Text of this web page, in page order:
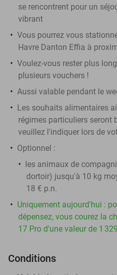
se rencontrent pour un
vibrant
Vous pourrez vous
Havre Danton Effia à
Voulez-vous rester plus
plusieurs vouchers !
Aussi valable pendant le
Les souhaits alimentaires
régimes particuliers seront
veuillez l'indiquer lors de
Optionnel :
les animaux de
dortoir) jusqu'à 10 kg
18 € p.n.
Uniquement aujourd'hui :
dépensez, vous courez la
17 Pro d'une valeur de 1
Conditions